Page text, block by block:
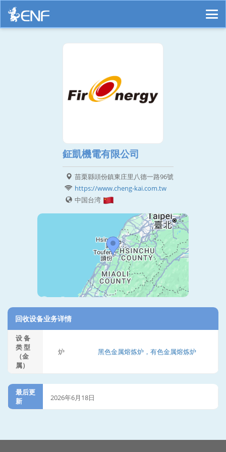
鉦凱機電有限公司
苗栗縣頭份鎮東庄里八德一路96號
https://www.cheng-kai.com.tw
中国台湾
回收设备业务详情
设 备
类 型
（金
属）
炉 黑色金属熔炼炉，有色金属熔炼炉
最后更
新
2026年6月18日